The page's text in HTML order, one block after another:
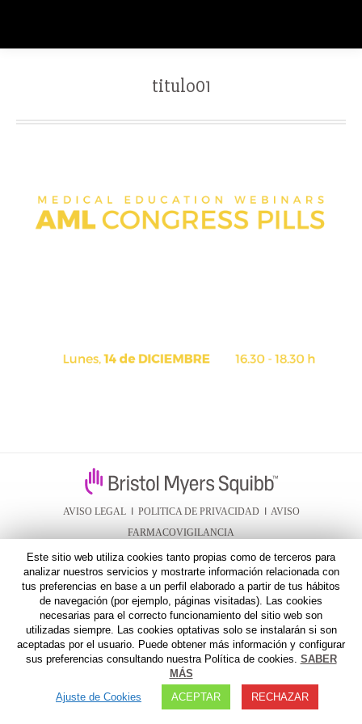
titulo01
AVISO LEGAL I POLITICA DE PRIVACIDAD I AVISO
FARMACOVIGILANCIA
Este sitio web utiliza cookies tanto propias como de terceros para
analizar nuestros servicios y mostrarte información relacionada con
tus preferencias en base a un perfil elaborado a partir de tus hábitos
de navegación (por ejemplo, páginas visitadas). Las cookies
necesarias para el correcto funcionamiento del sitio web son
utilizadas siempre. Las cookies optativas solo se instalarán si son
aceptadas por el usuario. Puede obtener más información y configurar
sus preferencias consultando nuestra Política de cookies. SABER
MÁS
Ajuste de Cookies
ACEPTAR RECHAZAR